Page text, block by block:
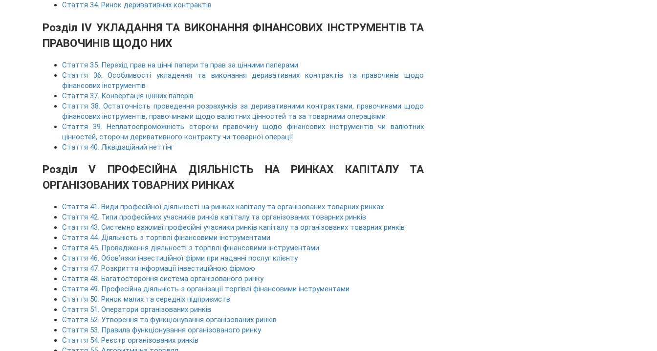
Стаття 34. Ринок деривативних контрактів
Розділ IV УКЛАДАННЯ ТА ВИКОНАННЯ ФІНАНСОВИХ ІНСТРУМЕНТІВ ТА
ПРАВОЧИНІВ ЩОДО НИХ
Стаття 35. Перехід прав на цінні папери та прав за цінними паперами
Стаття 36. Особливості укладення та виконання деривативних контрактів та правочинів щодо
фінансових інструментів
Стаття 37. Конвертація цінних паперів
Стаття 38. Остаточність проведення розрахунків за деривативними контрактами, правочинами щодо
фінансових інструментів, правочинами щодо валютних цінностей та за товарними операціями
Стаття 39. Неплатоспроможність сторони правочину щодо фінансових інструментів чи валютних
цінностей, сторони деривативного контракту чи товарної операції
Стаття 40. Ліквідаційний неттінг
Розділ V ПРОФЕСІЙНА ДІЯЛЬНІСТЬ НА РИНКАХ КАПІТАЛУ ТА
ОРГАНІЗОВАНИХ ТОВАРНИХ РИНКАХ
Стаття 41. Види професійної діяльності на ринках капіталу та організованих товарних ринках
Стаття 42. Типи професійних учасників ринків капіталу та організованих товарних ринків
Стаття 43. Системно важливі професійні учасники ринків капіталу та організованих товарних ринків
Стаття 44. Діяльність з торгівлі фінансовими інструментами
Стаття 45. Провадження діяльності з торгівлі фінансовими інструментами
Стаття 46. Обов’язки інвестиційної фірми при наданні послуг клієнту
Стаття 47. Розкриття інформації інвестиційною фірмою
Стаття 48. Багатостороння система організованого ринку
Стаття 49. Професійна діяльність з організації торгівлі фінансовими інструментами
Стаття 50. Ринок малих та середніх підприємств
Стаття 51. Оператори організованих ринків
Стаття 52. Утворення та функціонування організованих ринків
Стаття 53. Правила функціонування організованого ринку
Стаття 54. Реєстр організованих ринків